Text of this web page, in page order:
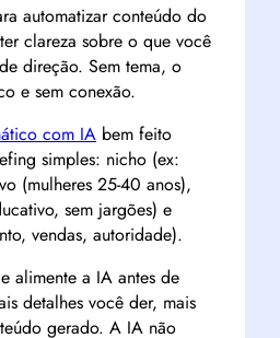
automatizar conteúdo do
clareza sobre o que você
direção. Sem tema, o
e sem conexão.
com IA bem feito
simples: nicho (ex:
(mulheres 25-40 anos),
sem jargões) e
vendas, autoridade).
alimente a IA antes de
detalhes você der, mais
gerado. A IA não